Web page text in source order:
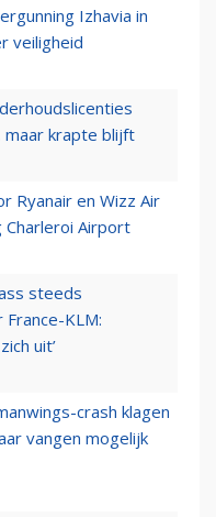
Izhavia in
veiligheid
krapte blijft
Ryanair en Wizz Air
Airport
steeds
KLM:
uit’
crash klagen
vangen mogelijk